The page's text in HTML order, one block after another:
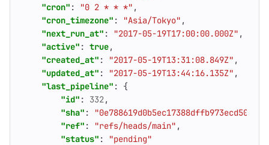
"cron" : "0 2 * * *" ,
"cron_timezone" : "Asia/Tokyo" ,
"next_run_at" : "2017-05-19T17:00:00.000Z" ,
"active" : true,
"created_at" : "2017-05-19T13:31:08.849Z" ,
"updated_at" : "2017-05-19T13:44:16.135Z" ,
"last_pipeline" :
{
"id" : 332,
"sha" :
"ref" : "refs/heads/main" ,
"status" :
"pending"